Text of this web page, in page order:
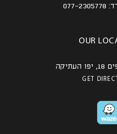
077-2305778
OUR
GET